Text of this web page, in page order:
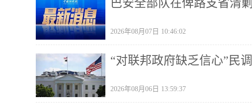
巴安全部队在俾路支省清
2026年08月07日 10:46:02
“对联邦政府缺乏信心”民
2026年08月06日 13:59:37